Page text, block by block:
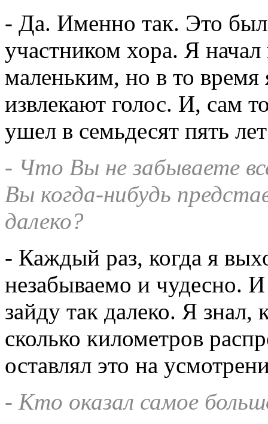
- Да. Именно так. Это
участником хора. Я
маленьким, но в то
извлекают голос. И, сам
ушел в семьдесят пять
- Что Вы не забываете
Вы когда-нибудь
далеко?
- Каждый раз, когда я
незабываемо и чудесно.
зайду так далеко. Я
сколько километров
оставлял это на
- Кто оказал самое